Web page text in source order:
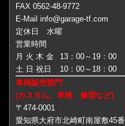
FAX 0562-48-9772
E-Mail info@garage-tf.com
定休日 水曜
営業時間
月 火 木 金
13：00～19：00
土 日 祝日
10：00～18：00
車両販売部門
(カスタム、車検、修理など)
〒474-0001
愛知県大府市北崎町南屋敷45番